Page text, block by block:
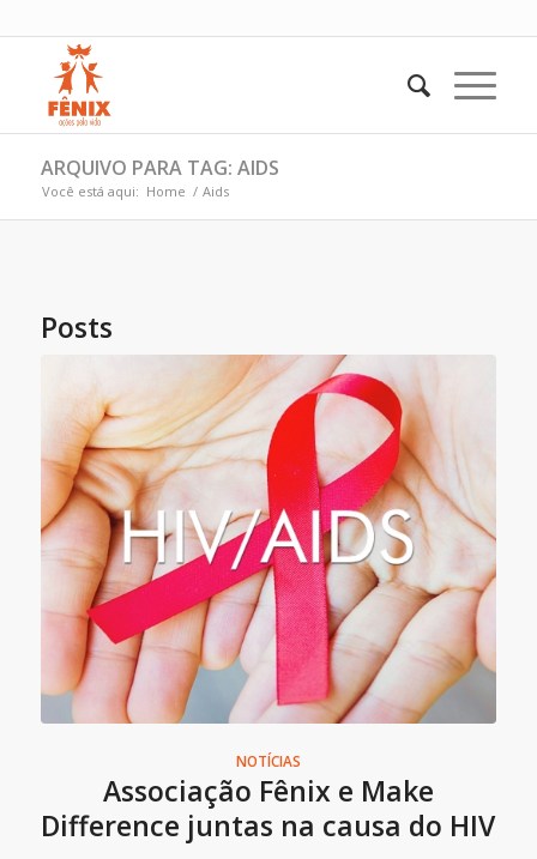
ARQUIVO PARA TAG: AIDS
Você está aqui: Home / Aids
Posts
NOTÍCIAS
Associação Fênix e Make
Difference juntas na causa do HIV